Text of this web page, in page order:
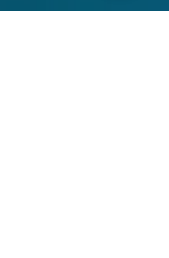
技術服務